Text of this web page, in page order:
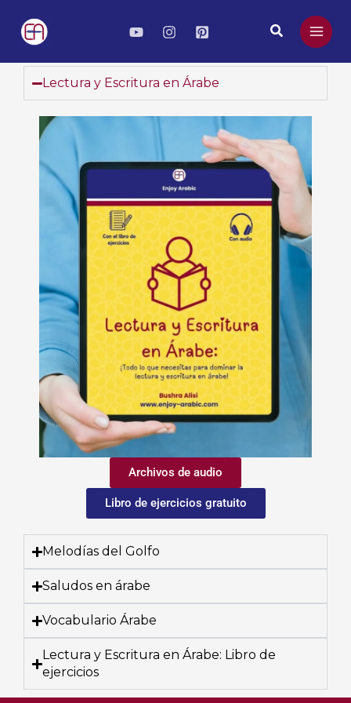
content
Search
Libros para hispanohablantes
Lectura y Escritura en Árabe
Archivos de audio
Libro de ejercicios gratuito
Melodías del Golfo
Saludos en árabe
Vocabulario Árabe
Lectura y Escritura en Árabe: Libro de
ejercicios